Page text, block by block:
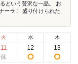
という贅沢な一品。 お
ーラ！ 盛り付けられた
火
11
水
12
木
13